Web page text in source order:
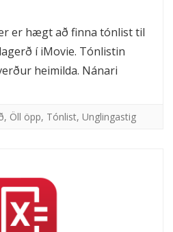
er hægt að finna tónlist til
í iMovie. Tónlistin
heimilda. Nánari
, Öll öpp, Tónlist, Unglingastig